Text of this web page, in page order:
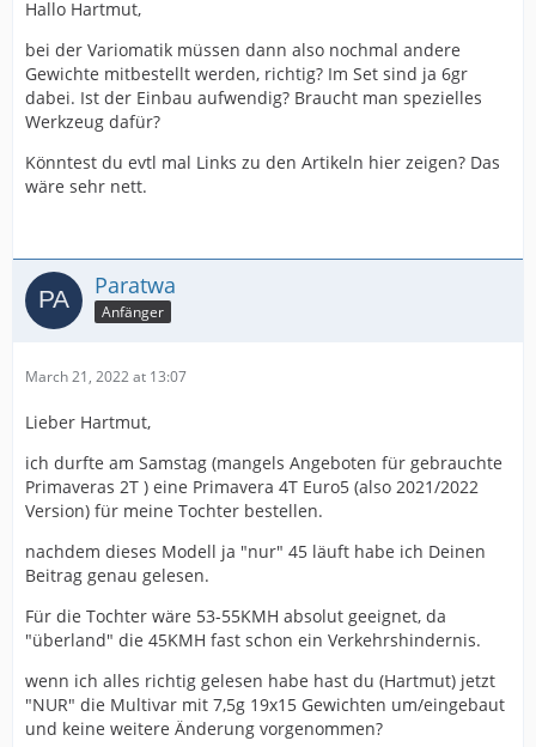
Hallo Hartmut,
bei der Variomatik müssen dann also nochmal andere
Gewichte mitbestellt werden, richtig? Im Set sind ja 6gr
dabei. Ist der Einbau aufwendig? Braucht man spezielles
Werkzeug dafür?
Könntest du evtl mal Links zu den Artikeln hier zeigen? Das
wäre sehr nett.
Paratwa
Anfänger
March 21, 2022 at 13:07
Lieber Hartmut,
ich durfte am Samstag (mangels Angeboten für gebrauchte
Primaveras 2T ) eine Primavera 4T Euro5 (also 2021/2022
Version) für meine Tochter bestellen.
nachdem dieses Modell ja "nur" 45 läuft habe ich Deinen
Beitrag genau gelesen.
Für die Tochter wäre 53-55KMH absolut geeignet, da
"überland" die 45KMH fast schon ein Verkehrshindernis.
wenn ich alles richtig gelesen habe hast du (Hartmut) jetzt
"NUR" die Multivar mit 7,5g 19x15 Gewichten um/eingebaut
und keine weitere Änderung vorgenommen?